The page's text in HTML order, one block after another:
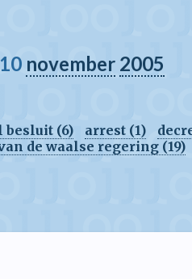
november 2005
(6) arrest (1)
de waalse regering (19)